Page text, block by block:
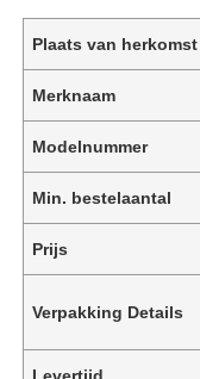
Plaats van herkomst
Merknaam
Modelnummer
Min. bestelaantal
Prijs
Verpakking Details
Levertijd